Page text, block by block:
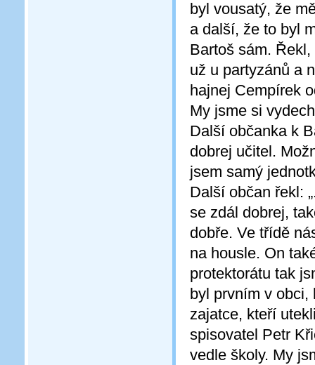
byl vousatý, že
a další, že to byl
Bartoš sám.
už u partyzánů a
hajnej Cempírek
My jsme si
Další občanka k
dobrej učitel.
jsem samý
Další občan řekl:
se zdál dobrej,
dobře. Ve třídě
na housle. On
protektorátu tak
byl prvním v
zajatce, kteří
spisovatel Petr
vedle školy. My